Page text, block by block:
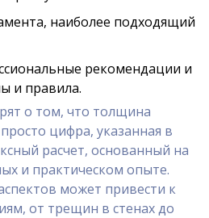
наиболее подходящий
рекомендации и
и правила.
о том, что толщина
цифра, указанная в
расчет, основанный на
и практическом опыте.
может привести к
от трещин в стенах до